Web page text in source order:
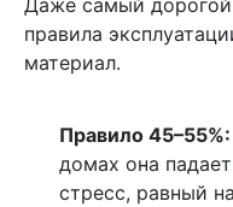
правила
материал.
Правило 45–55%:
домах она
стресс, равный